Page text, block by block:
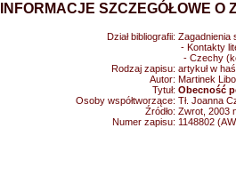
INFORMACJE SZCZEGÓŁOWE O
Dział bibliografii: Zagadnienia
- Kontakty
- Czechy
Rodzaj zapisu: artykuł w
Autor: Martinek
Tytuł: Obecność
Osoby współtworzące: Tł. Joanna
Źródło: Zwrot, 2003
Numer zapisu: 1148802